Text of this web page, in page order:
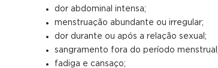
dor abdominal intensa;
menstruação abundante ou irregular;
dor durante ou após a relação sexual;
sangramento fora do período menstrual;
fadiga e cansaço;